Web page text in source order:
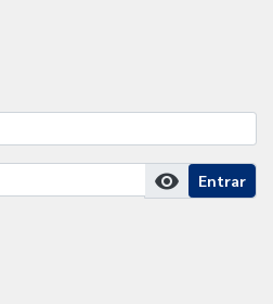
visibility Entrar